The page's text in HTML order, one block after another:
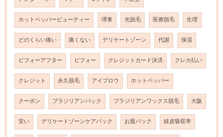
ホットペッパービューティー 堺東 光脱毛 医療脱毛 生理
どのくらい痛い 痛くない デリケートゾーン 代謝 保湿
ビフォーアフター ビフォー クレジットカード決済 クレカ払い
クレジット 永久脱毛 アイブロウ ホットペッパー
クーポン ブラジリアンパック ブラジリアンワックス脱毛 大阪
安い デリケートゾーンケアパック お股パック 経皮吸収率